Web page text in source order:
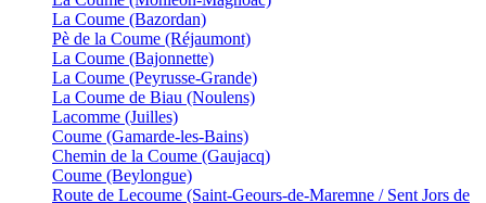
La Coume (Bazordan)
Pè de la Coume (Réjaumont)
La Coume (Bajonnette)
La Coume (Peyrusse-Grande)
La Coume de Biau (Noulens)
Lacomme (Juilles)
Coume (Gamarde-les-Bains)
Chemin de la Coume (Gaujacq)
Coume (Beylongue)
Route de Lecoume (Saint-Geours-de-Maremne / Sent Jors de